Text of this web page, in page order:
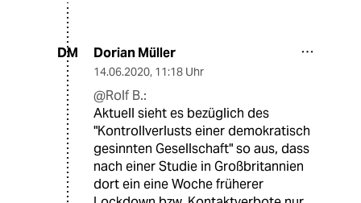
DM Dorian Müller
14.06.2020, 11:18 Uhr
@Rolf B.:
Aktuell sieht es bezüglich des
"Kontrollverlusts einer demokratisch
gesinnten Gesellschaft" so aus, dass
nach einer Studie in Großbritannien
dort ein eine Woche früherer